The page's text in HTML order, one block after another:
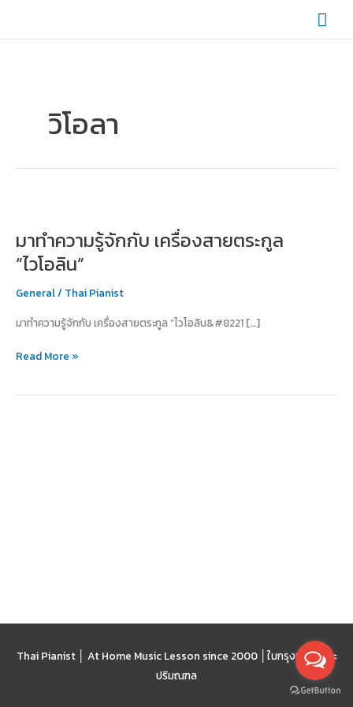
content
วิโอลา
มาทำความรู้จักกับ เครื่องสายตระกูล
“ไวโอลิน”
General/ Thai Pianist
มาทำความรู้จักกับ เครื่องสายตระกูล “ไวโอลิน&#8221 […]
รู้จัก
กับ
เครื่อง
สาย
“ไวโอลิน”
Read More »
Thai Pianist │ At Home Music Lesson since 2000 │ ในกรุงเทพฯ และ
ปริมณฑล